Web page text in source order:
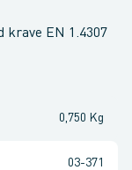
krave EN 1.4307
0,750 Kg
03-371